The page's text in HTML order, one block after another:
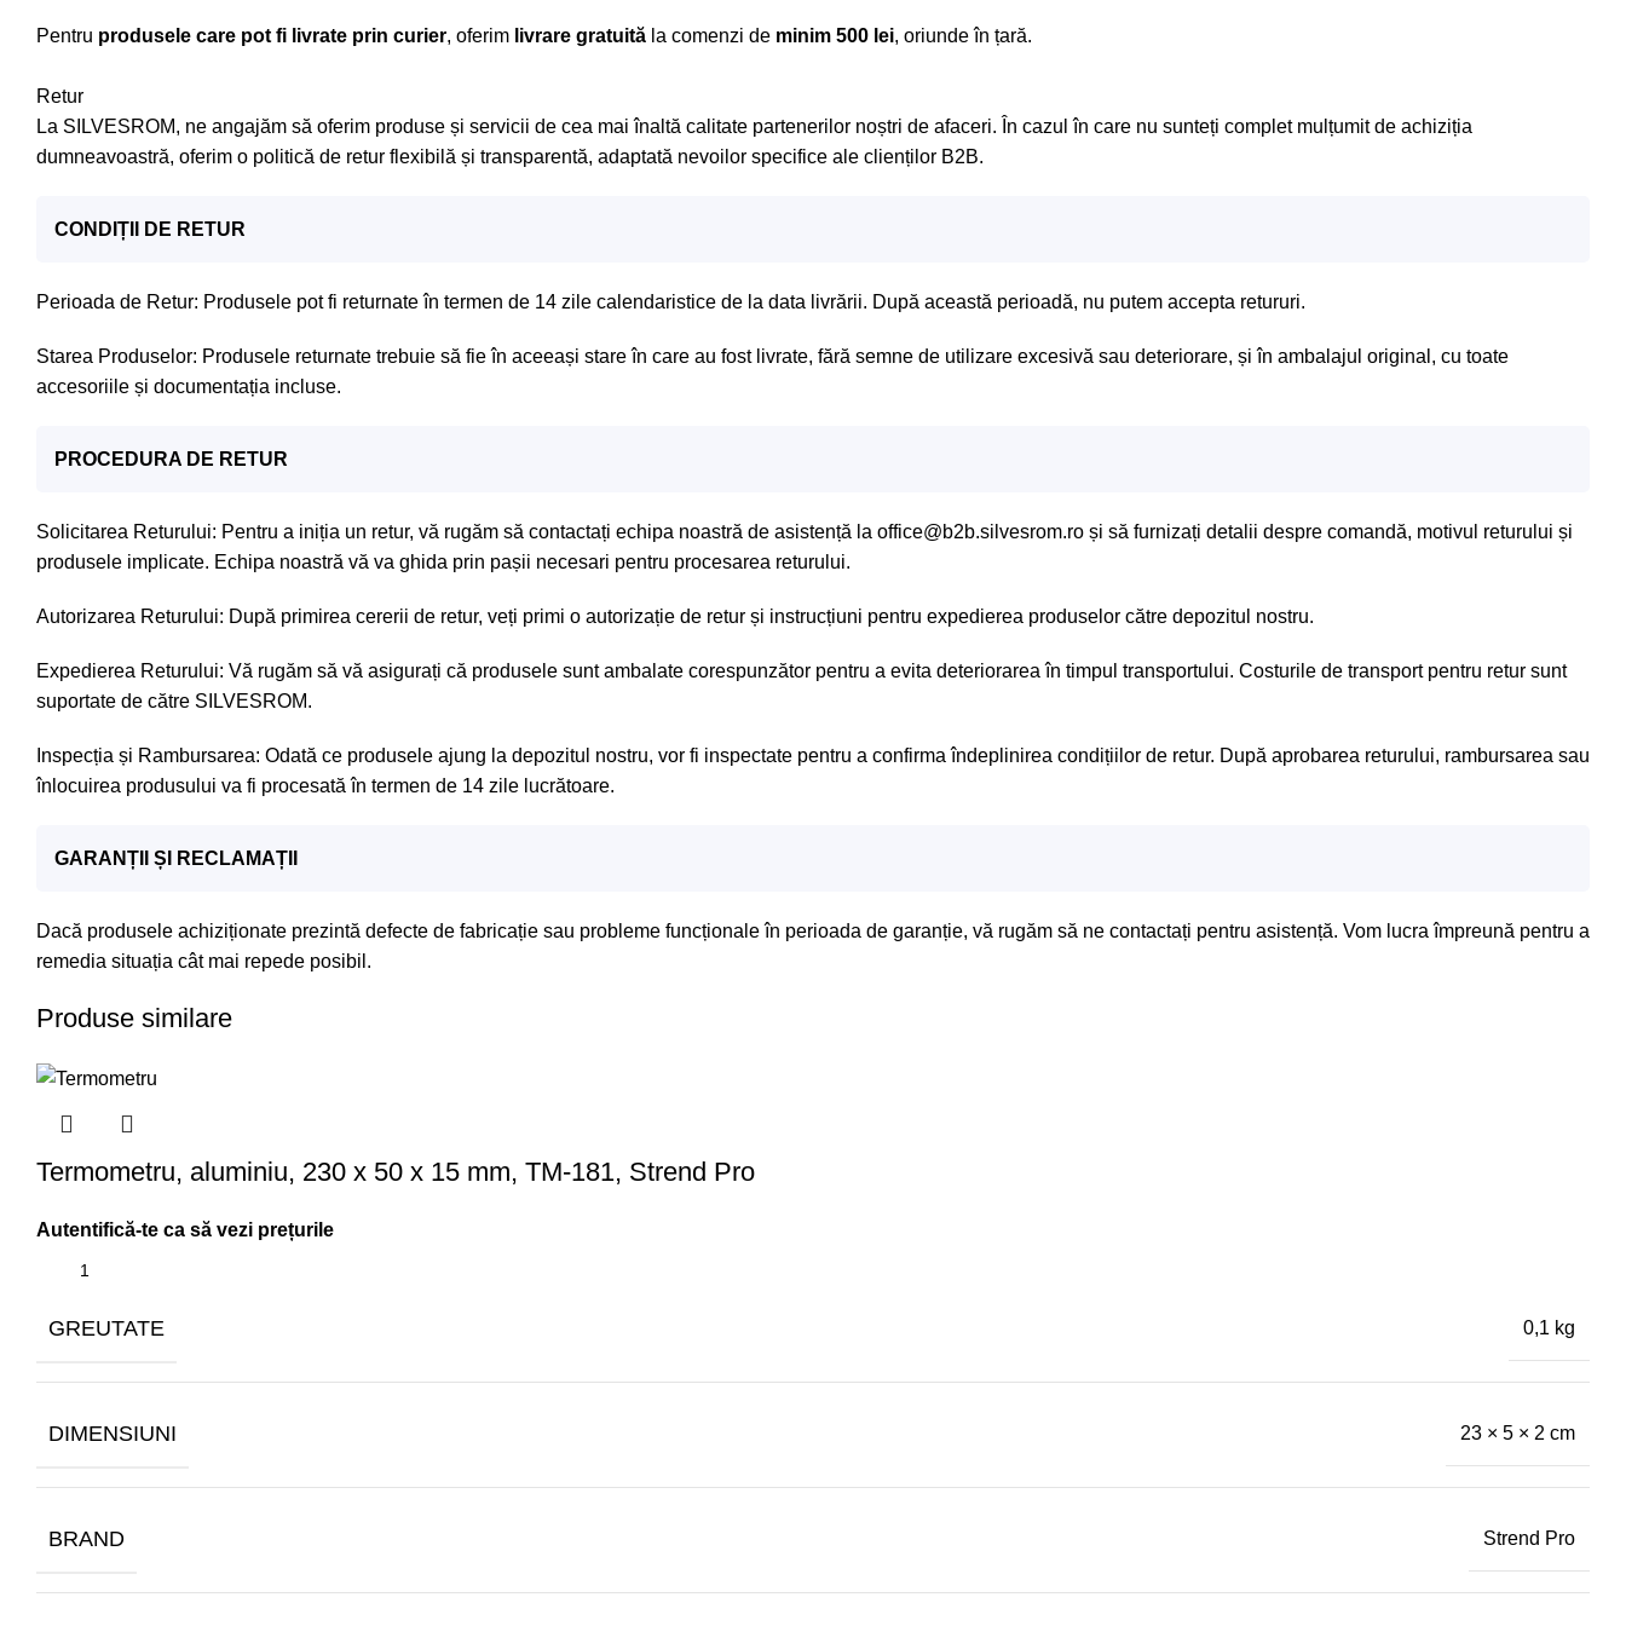
Pentru produsele care pot fi livrate prin curier, oferim livrare gratuită la comenzi de minim 500 lei, oriunde în țară.
Retur
La SILVESROM, ne angajăm să oferim produse și servicii de cea mai înaltă calitate partenerilor noștri de afaceri. În cazul în care nu sunteți complet mulțumit de achiziția
dumneavoastră, oferim o politică de retur flexibilă și transparentă, adaptată nevoilor specifice ale clienților B2B.
CONDIȚII DE RETUR
Perioada de Retur: Produsele pot fi returnate în termen de 14 zile calendaristice de la data livrării. După această perioadă, nu putem accepta retururi.
Starea Produselor: Produsele returnate trebuie să fie în aceeași stare în care au fost livrate, fără semne de utilizare excesivă sau deteriorare, și în ambalajul original, cu toate
accesoriile și documentația incluse.
PROCEDURA DE RETUR
Solicitarea Returului: Pentru a iniția un retur, vă rugăm să contactați echipa noastră de asistență la office@b2b.silvesrom.ro și să furnizați detalii despre comandă, motivul returului și
produsele implicate. Echipa noastră vă va ghida prin pașii necesari pentru procesarea returului.
Autorizarea Returului: După primirea cererii de retur, veți primi o autorizație de retur și instrucțiuni pentru expedierea produselor către depozitul nostru.
Expedierea Returului: Vă rugăm să vă asigurați că produsele sunt ambalate corespunzător pentru a evita deteriorarea în timpul transportului. Costurile de transport pentru retur sunt
suportate de către SILVESROM.
Inspecția și Rambursarea: Odată ce produsele ajung la depozitul nostru, vor fi inspectate pentru a confirma îndeplinirea condițiilor de retur. După aprobarea returului, rambursarea sau
înlocuirea produsului va fi procesată în termen de 14 zile lucrătoare.
GARANȚII ȘI RECLAMAȚII
Dacă produsele achiziționate prezintă defecte de fabricație sau probleme funcționale în perioada de garanție, vă rugăm să ne contactați pentru asistență. Vom lucra împreună pentru a
remedia situația cât mai repede posibil.
Produse similare
Termometru, aluminiu, 230 x 50 x 15 mm, TM-181, Strend Pro
GREUTATE 0,1 kg
DIMENSIUNI 23 × 5 × 2 cm
BRAND Strend Pro